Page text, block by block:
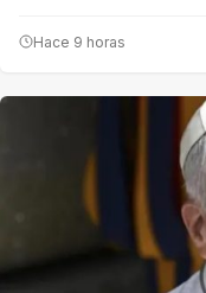
Hace 9 horas